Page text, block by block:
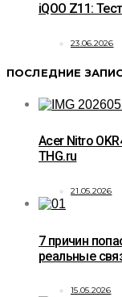
iQOO Z11:
23.06.2026
ПОСЛЕДНИЕ
Acer Nitro
THG.ru
21.05.2026
7 причин
реальные
15.05.2026